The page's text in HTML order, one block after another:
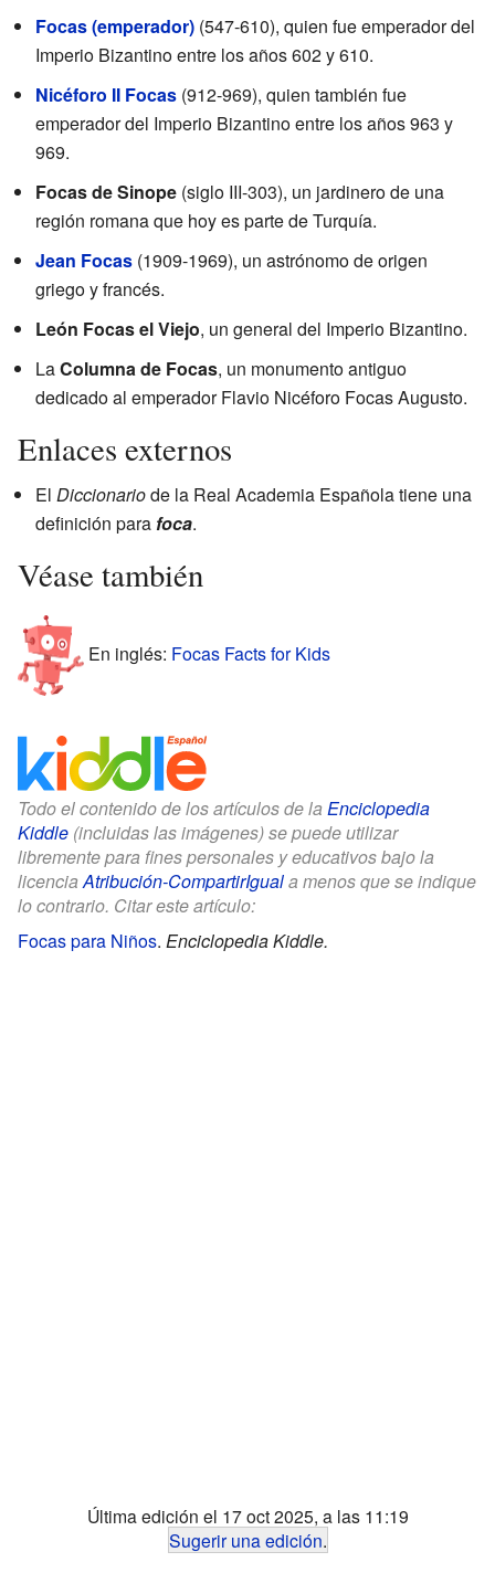
Focas (emperador) (547-610), quien fue emperador del
Imperio Bizantino entre los años 602 y 610.
Nicéforo II Focas (912-969), quien también fue
emperador del Imperio Bizantino entre los años 963 y
969.
Focas de Sinope (siglo III-303), un jardinero de una
región romana que hoy es parte de Turquía.
Jean Focas (1909-1969), un astrónomo de origen
griego y francés.
León Focas el Viejo, un general del Imperio Bizantino.
LaColumna de Focas, un monumento antiguo
dedicado al emperador Flavio Nicéforo Focas Augusto.
Enlaces externos
El Diccionariode la Real Academia Española tiene una
definición para foca.
Véase también
En inglés: Focas Facts for Kids
Todo el contenido de los artículos de la Enciclopedia
Kiddle (incluidas las imágenes) se puede utilizar
libremente para fines personales y educativos bajo la
licenciaAtribución-CompartirIguala menos que se indique
lo contrario. Citar este artículo:
Focas para Niños. Enciclopedia Kiddle.
Última edición el 17 oct 2025, a las 11:19
Sugerir una edición.